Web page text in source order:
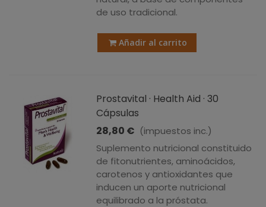
de uso tradicional.
Añadir al carrito
Prostavital · Health Aid · 30
Cápsulas
28,80 € (impuestos inc.)
Suplemento nutricional constituido
de fitonutrientes, aminoácidos,
carotenos y antioxidantes que
inducen un aporte nutricional
equilibrado a la próstata.